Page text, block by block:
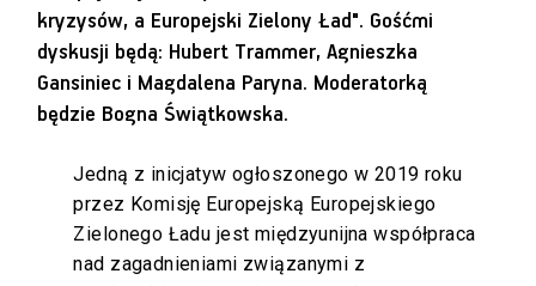
kryzysów, a Europejski Zielony Ład". Gośćmi
dyskusji będą: Hubert Trammer, Agnieszka
Gansiniec i Magdalena Paryna. Moderatorką
będzie Bogna Świątkowska.
Jedną z inicjatyw ogłoszonego w 2019 roku
przez Komisję Europejską Europejskiego
Zielonego Ładu jest międzyunijna współpraca
nad zagadnieniami związanymi z